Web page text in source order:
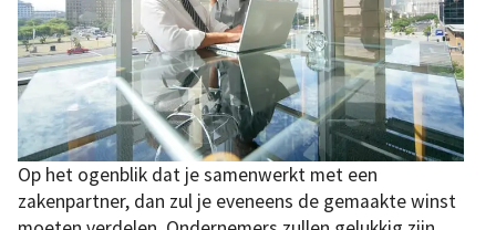
Op het ogenblik dat je samenwerkt met een
zakenpartner, dan zul je eveneens de gemaakte winst